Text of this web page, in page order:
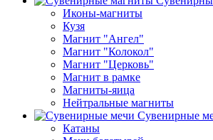
Иконы-магниты
Кузя
Магнит "Ангел"
Магнит "Колокол"
Магнит "Церковь"
Магнит в рамке
Магниты-яица
Нейтральные магниты
Сувенирные
Катаны